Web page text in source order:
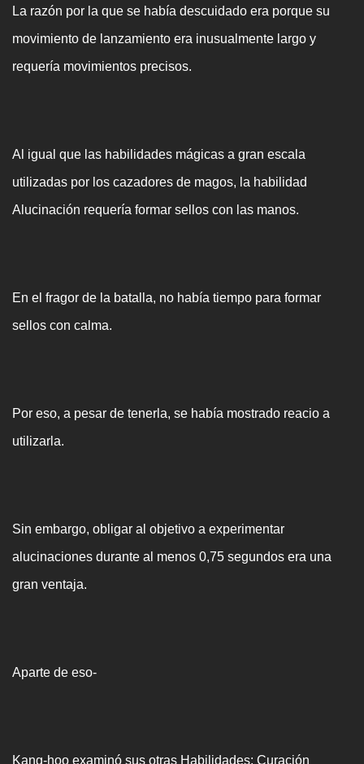
La razón por la que se había descuidado era porque su
movimiento de lanzamiento era inusualmente largo y
requería movimientos precisos.
Al igual que las habilidades mágicas a gran escala
utilizadas por los cazadores de magos, la habilidad
Alucinación requería formar sellos con las manos.
En el fragor de la batalla, no había tiempo para formar
sellos con calma.
Por eso, a pesar de tenerla, se había mostrado reacio a
utilizarla.
Sin embargo, obligar al objetivo a experimentar
alucinaciones durante al menos 0,75 segundos era una
gran ventaja.
Aparte de eso-
Kang-hoo examinó sus otras Habilidades: Curación